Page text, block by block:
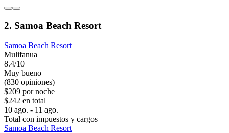
2. Samoa Beach Resort
Samoa Beach Resort
Mulifanua
8.4/10
Muy bueno
(830 opiniones)
$209 por noche
$242 en total
10 ago. - 11 ago.
Total con impuestos y cargos
Samoa Beach Resort